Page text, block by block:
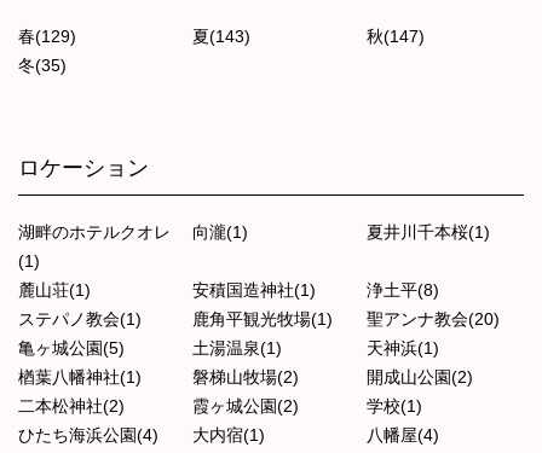
春(129) 夏(143)
秋(147)
冬(35)
ロケーション
湖畔のホテルクオレ
(1)
向瀧(1) 夏井川千本桜(1)
麓山荘(1) 安積国造神社(1)
浄土平(8)
ステパノ教会(1)
鹿角平観光牧場(1)
聖アンナ教会(20)
亀ヶ城公園(5)
土湯温泉(1)
天神浜(1)
楢葉八幡神社(1)
磐梯山牧場(2)
開成山公園(2)
二本松神社(2)
霞ヶ城公園(2)
学校(1)
ひたち海浜公園(4)
大内宿(1)
八幡屋(4)